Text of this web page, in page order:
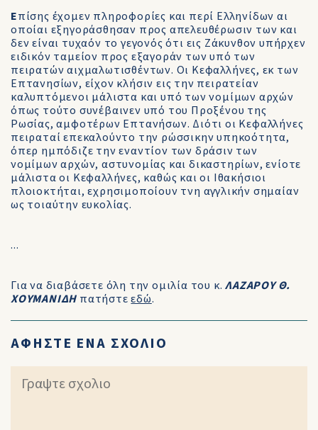
Επίσης έχομεν πληροφορίες και περί Ελληνίδων αι
οποίαι εξηγοράσθησαν προς απελευθέρωσιν των και
δεν είναι τυχαόν το γεγονός ότι εις Ζάκυνθον υπήρχεν
ειδικόν ταμείον προς εξαγοράν των υπό των
πειρατών αιχμαλωτισθέντων. Οι Κεφαλλήνες, εκ των
Επτανησίων, είχον κλήσιν εις την πειρατείαν
καλυπτόμενοι μάλιστα και υπό των νομίμων αρχών
όπως τούτο συνέβαινεν υπό του Προξένου της
Ρωσίας, αμφοτέρων Επτανήσων. Διότι οι Κεφαλλήνες
πειραταί επεκαλούντο την ρώσσικην υπηκοότητα,
όπερ ημπόδιζε την εναντίον των δράσιν των
νομίμων αρχών, αστυνομίας και δικαστηρίων, ενίοτε
μάλιστα οι Κεφαλλήνες, καθώς και οι Ιθακήσιοι
πλοιοκτήται, εχρησιμοποίουν τνη αγγλικήν σημαίαν
ως τοιαύτην ευκολίας.
...
Για να διαβάσετε όλη την ομιλία του κ.ΛΑΖΑΡΟΥ Θ.
ΧΟΥΜΑΝΙΔΗ πατήστεεδώ.
ΑΦΗΣΤΕ ΕΝΑ ΣΧΟΛΙΟ